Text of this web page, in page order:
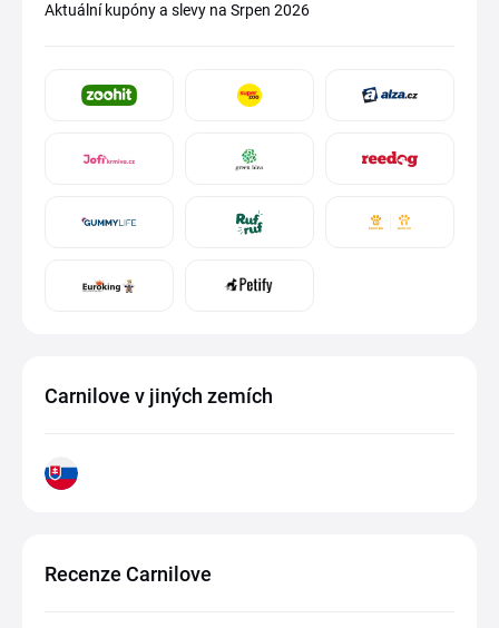
Aktuální kupóny a slevy na Srpen 2026
Carnilove v jiných zemích
Recenze Carnilove